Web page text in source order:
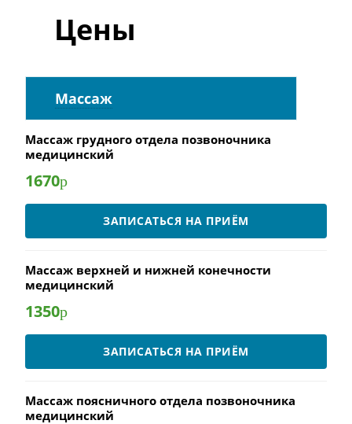
Цены
Массаж
Массаж грудного отдела позвоночника
медицинский
1670р
ЗАПИСАТЬСЯ НА ПРИЁМ
Массаж верхней и нижней конечности
медицинский
1350р
ЗАПИСАТЬСЯ НА ПРИЁМ
Массаж поясничного отдела позвоночника
медицинский